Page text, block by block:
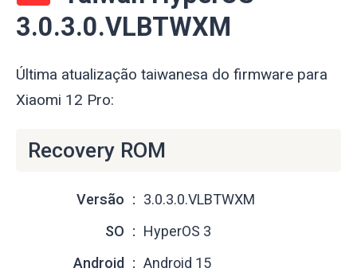
3.0.3.0.VLBTWXM
Última atualização taiwanesa do firmware para
Xiaomi 12 Pro:
Recovery ROM
Versão
3.0.3.0.VLBTWXM
SO
HyperOS 3
Android
Android 15